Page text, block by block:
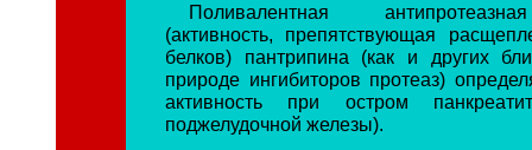
Поливалентная
(активность, препятствующая
белков) пантрипина (как и других
природе ингибиторов протеаз)
активность при остром
поджелудочной железы).